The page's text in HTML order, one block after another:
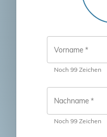
Vorname *
Noch 99 Zeichen
Nachname *
Noch 99 Zeichen